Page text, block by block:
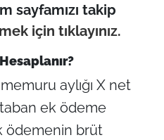
sayfamızı takip
için tıklayınız.
aylığı X net
taban ek ödeme
ödemenin brüt